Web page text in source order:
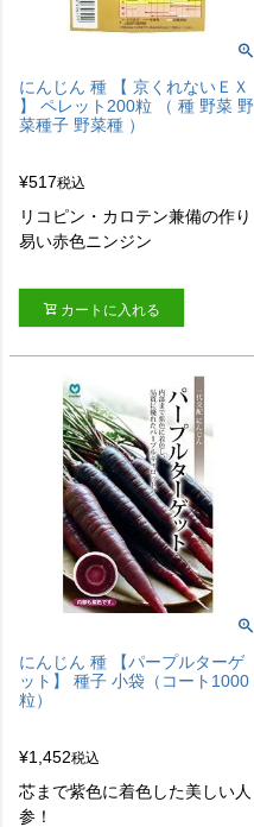
にんじん 種 【 京くれないＥＸ
】 ペレット200粒 （ 種 野菜 野
菜種子 野菜種 ）
¥517税込
リコピン・カロテン兼備の作り
易い赤色ニンジン
カートに入れる
にんじん 種 【パープルターゲ
ット】 種子 小袋（コート1000
粒）
¥1,452税込
芯まで紫色に着色した美しい人
参！